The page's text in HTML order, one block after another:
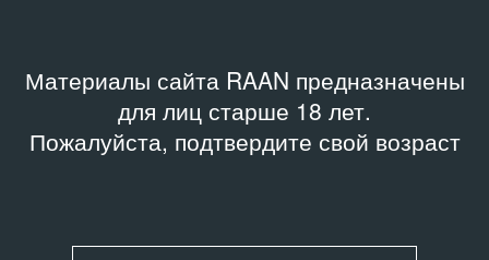
Материалы сайта RAAN предназначены
для лиц старше 18 лет.
Пожалуйста, подтвердите свой возраст